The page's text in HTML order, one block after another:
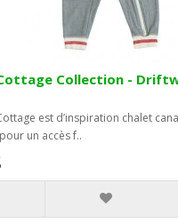
Collection -
est d’inspiration chalet
un accès f..